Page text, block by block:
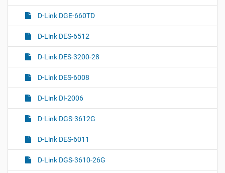
D-Link DGE-660TD
D-Link DES-6512
D-Link DES-3200-28
D-Link DES-6008
D-Link DI-2006
D-Link DGS-3612G
D-Link DES-6011
D-Link DGS-3610-26G